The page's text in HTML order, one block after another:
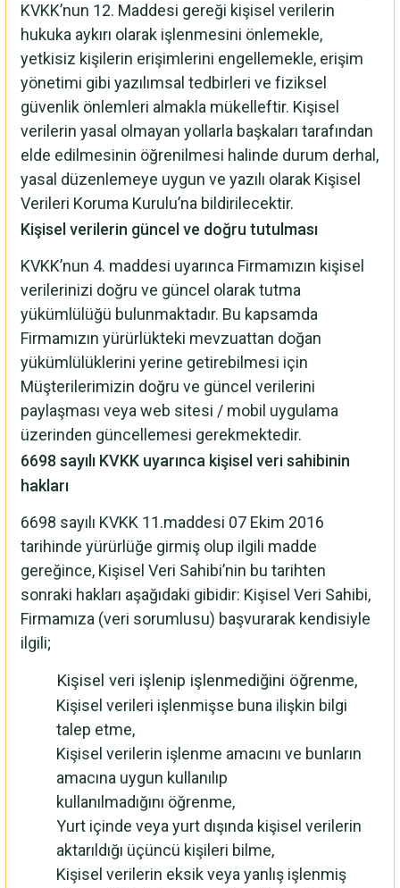
KVKK’nun 12. Maddesi gereği kişisel verilerin
hukuka aykırı olarak işlenmesini önlemekle,
yetkisiz kişilerin erişimlerini engellemekle, erişim
yönetimi gibi yazılımsal tedbirleri ve fiziksel
güvenlik önlemleri almakla mükelleftir. Kişisel
verilerin yasal olmayan yollarla başkaları tarafından
elde edilmesinin öğrenilmesi halinde durum derhal,
yasal düzenlemeye uygun ve yazılı olarak Kişisel
Verileri Koruma Kurulu’na bildirilecektir.
Kişisel verilerin güncel ve doğru tutulması
KVKK’nun 4. maddesi uyarınca Firmamızın kişisel
verilerinizi doğru ve güncel olarak tutma
yükümlülüğü bulunmaktadır. Bu kapsamda
Firmamızın yürürlükteki mevzuattan doğan
yükümlülüklerini yerine getirebilmesi için
Müşterilerimizin doğru ve güncel verilerini
paylaşması veya web sitesi / mobil uygulama
üzerinden güncellemesi gerekmektedir.
6698 sayılı KVKK uyarınca kişisel veri sahibinin
hakları
6698 sayılı KVKK 11.maddesi 07 Ekim 2016
tarihinde yürürlüğe girmiş olup ilgili madde
gereğince, Kişisel Veri Sahibi’nin bu tarihten
sonraki hakları aşağıdaki gibidir: Kişisel Veri Sahibi,
Firmamıza (veri sorumlusu) başvurarak kendisiyle
ilgili;
Kişisel veri işlenip işlenmediğini öğrenme,
Kişisel verileri işlenmişse buna ilişkin bilgi
talep etme,
Kişisel verilerin işlenme amacını ve bunların
amacına uygun kullanılıp
kullanılmadığını öğrenme,
Yurt içinde veya yurt dışında kişisel verilerin
aktarıldığı üçüncü kişileri bilme,
Kişisel verilerin eksik veya yanlış işlenmiş